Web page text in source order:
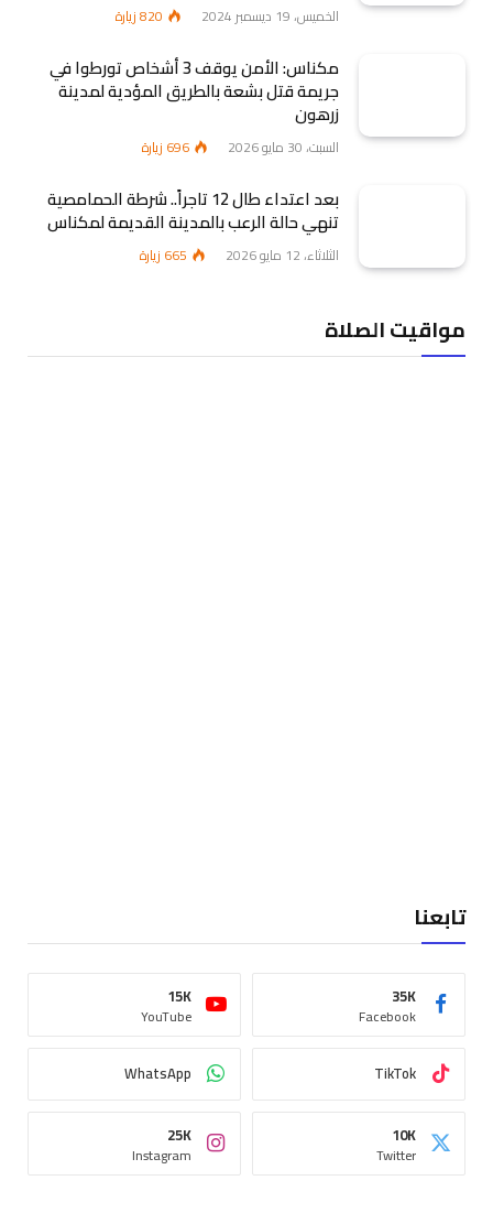
الخميس، 19 ديسمبر 2024 820زيارة
مكناس: الأمن يوقف 3 أشخاص تورطوا في
جريمة قتل بشعة بالطريق المؤدية لمدينة
زرهون
السبت، 30 مايو 2026 696 زيارة
بعد اعتداء طال 12 تاجراً.. شرطة الحمامصية
تنهي حالة الرعب بالمدينة القديمة لمكناس
الثلاثاء، 12 مايو 2026 665 زيارة
مواقيت الصلاة
تابعنا
Facebook
35K
YouTube
15K
TikTok
WhatsApp
Twitter
10K
Instagram
25K